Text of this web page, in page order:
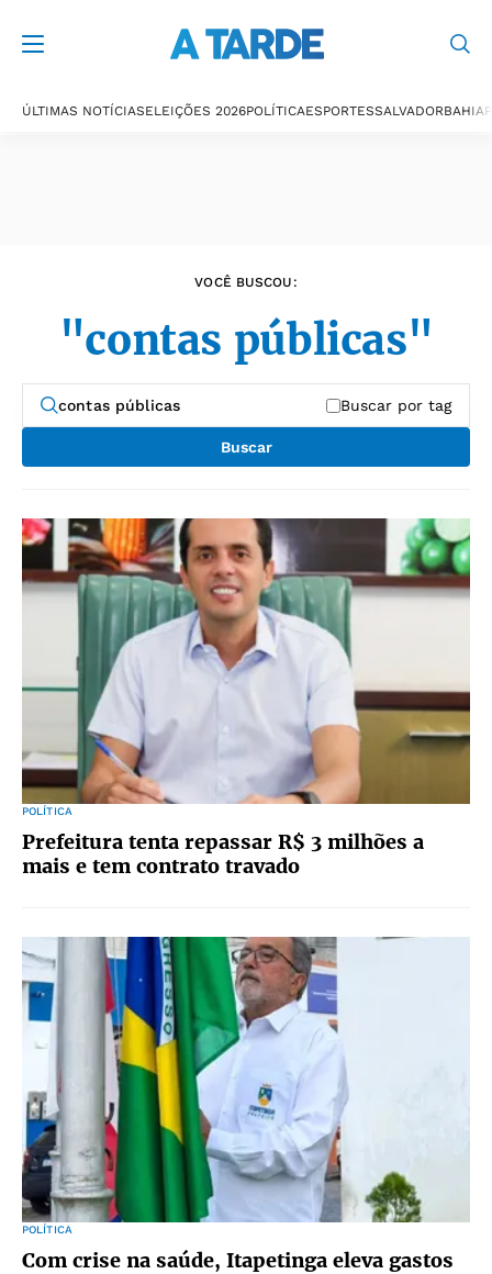
ÚLTIMAS NOTÍCIASELEIÇÕES 2026POLÍTICAESPORTESSALVADORBAHIA
VOCÊ BUSCOU:
"contas públicas"
Buscar por tag
Buscar
POLÍTICA
Prefeitura tenta repassar R$ 3 milhões a
mais e tem contrato travado
POLÍTICA
Com crise na saúde, Itapetinga eleva gastos